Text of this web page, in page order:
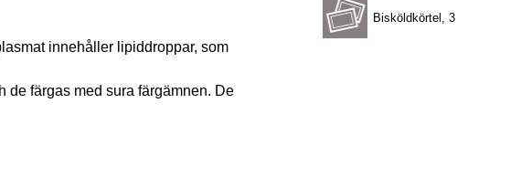
Bisköldkörtel, 3
innehåller lipiddroppar, som
de färgas med sura färgämnen. De